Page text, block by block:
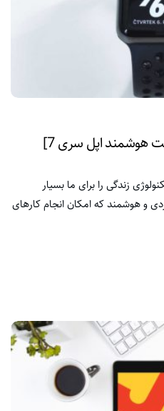
زندگی را برای ما بسیار
و هوشمند که امکان انجام کارهای